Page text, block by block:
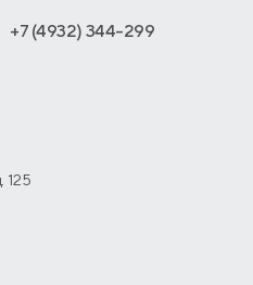
+7 (4932) 344-299
125